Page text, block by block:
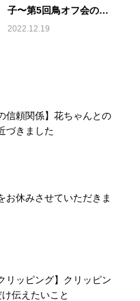
子〜第5回鳥オフ会の様
子と来年の展望～
2022.12.19
信頼関係】花ちゃんとの
づきました
お休みさせていただきま
リッピング】クリッピン
伝えたいこと